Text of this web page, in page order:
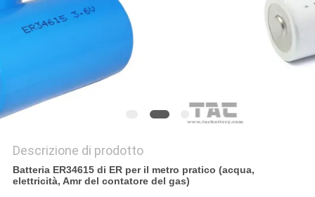
PRIVACY
Descrizione di prodotto
Batteria ER34615 di ER per il metro pratico (acqua,
elettricità, Amr del contatore del gas)